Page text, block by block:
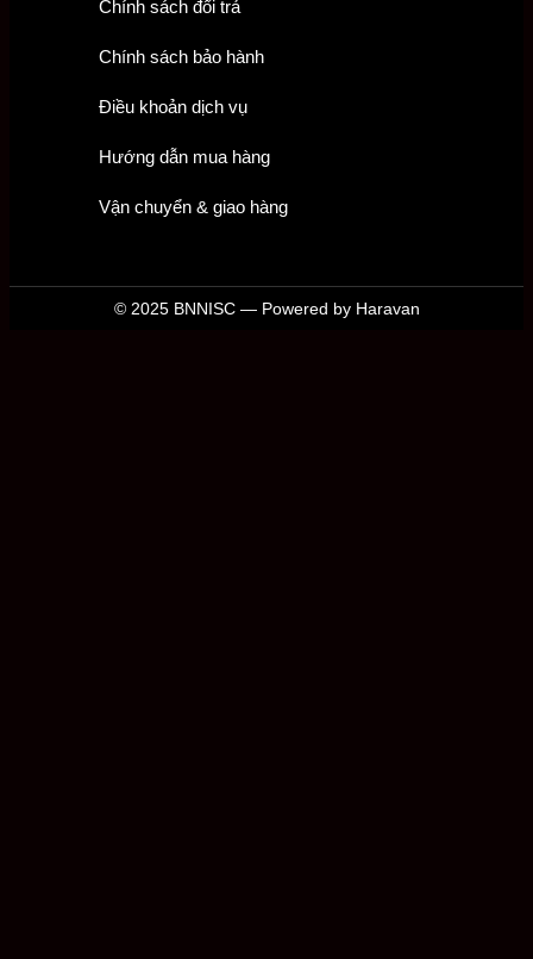
Chính sách đổi trả
Chính sách bảo hành
Điều khoản dịch vụ
Hướng dẫn mua hàng
Vận chuyển & giao hàng
© 2025 BNNISC — Powered by Haravan